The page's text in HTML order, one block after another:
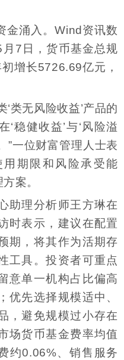
金涌入。Wind资讯数
7日，货币基金总规
增长5726.69亿元，
类无风险收益’产品的
稳健收益’与‘风险溢
”一位财富管理人士表
期限和风险承受能
案。
助理分析师王方琳在
时表示，建议在配置
期，将其作为活期存
工具。投资者可重点
意单一机构占比偏高
优先选择规模适中、
，避免规模过小存在
场货币基金费率均值
约0.06%、销售服务